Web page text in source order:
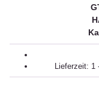
Lieferzeit: 1